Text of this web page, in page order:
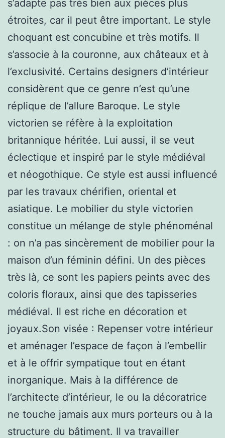
s’adapte pas très bien aux pièces plus
étroites, car il peut être important. Le style
choquant est concubine et très motifs. Il
s’associe à la couronne, aux châteaux et à
l’exclusivité. Certains designers d’intérieur
considèrent que ce genre n’est qu’une
réplique de l’allure Baroque. Le style
victorien se réfère à la exploitation
britannique héritée. Lui aussi, il se veut
éclectique et inspiré par le style médiéval
et néogothique. Ce style est aussi influencé
par les travaux chérifien, oriental et
asiatique. Le mobilier du style victorien
constitue un mélange de style phénoménal
: on n’a pas sincèrement de mobilier pour la
maison d’un féminin défini. Un des pièces
très là, ce sont les papiers peints avec des
coloris floraux, ainsi que des tapisseries
médiéval. Il est riche en décoration et
joyaux.Son visée : Repenser votre intérieur
et aménager l’espace de façon à l’embellir
et à le offrir sympatique tout en étant
inorganique. Mais à la différence de
l’architecte d’intérieur, le ou la décoratrice
ne touche jamais aux murs porteurs ou à la
structure du bâtiment. Il va travailler